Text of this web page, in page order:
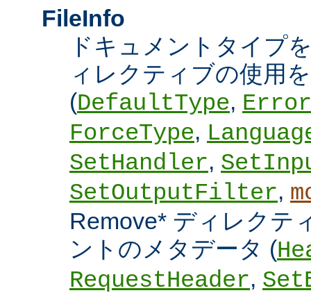
FileInfo
ドキュメントタイプ
ィレクティブの使用
(DefaultType,
ForceType,
SetHandler,
SetOutputFilter,
Remove* ディレクテ
ントのメタデータ (
RequestHeader,